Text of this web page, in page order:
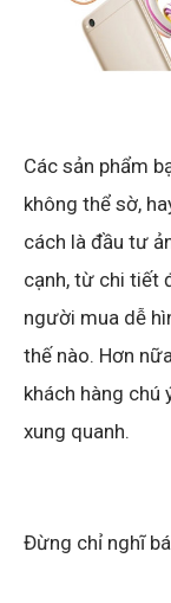
Các sản phẩm
không thể sờ,
cách là đầu tư
cạnh, từ chi tiết
người mua dễ
thế nào. Hơn
khách hàng chú
xung quanh.
Đừng chỉ nghĩ